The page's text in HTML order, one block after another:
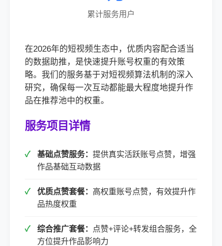
累计服务用户
在2026年的短视频生态中，优质内容配合适当
的数据助推，是快速提升账号权重的有效策
略。我们的服务基于对短视频算法机制的深入
研究，确保每一次互动都能最大程度地提升作
品在推荐池中的权重。
服务项目详情
基础点赞服务： 提供真实活跃账号点赞，增强
作品基础互动数据
优质点赞套餐： 高权重账号点赞，有效提升作
品热度权重
综合推广套餐：
点赞+评论+转发组合服务，全
方位提升作品影响力